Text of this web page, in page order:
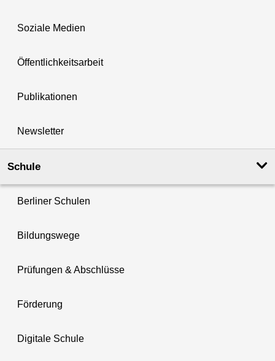
Soziale Medien
Öffentlichkeitsarbeit
Publikationen
Newsletter
Schule
Berliner Schulen
Bildungswege
Prüfungen & Abschlüsse
Förderung
Digitale Schule